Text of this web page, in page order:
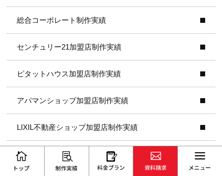
総合コーポレート制作実績
センチュリー21加盟店制作実績
ピタットハウス加盟店制作実績
アパマンショップ加盟店制作実績
LIXIL不動産ショップ加盟店制作実績